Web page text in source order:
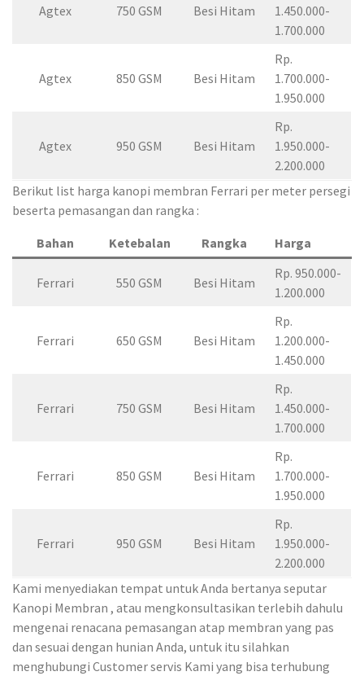
Agtex 750 GSM Besi Hitam
1.450.000-
1.700.000
Agtex 850 GSM Besi Hitam
Rp.
1.700.000-
1.950.000
Agtex 950 GSM Besi Hitam
Rp.
1.950.000-
2.200.000
Berikut list harga kanopi membran Ferrari per meter persegi
beserta pemasangan dan rangka :
Bahan Ketebalan Rangka Harga
Ferrari 550 GSM Besi Hitam
Rp. 950.000-
1.200.000
Ferrari 650 GSM Besi Hitam
Rp.
1.200.000-
1.450.000
Ferrari 750 GSM Besi Hitam
Rp.
1.450.000-
1.700.000
Ferrari 850 GSM Besi Hitam
Rp.
1.700.000-
1.950.000
Ferrari 950 GSM Besi Hitam
Rp.
1.950.000-
2.200.000
Kami menyediakan tempat untuk Anda bertanya seputar
Kanopi Membran , atau mengkonsultasikan terlebih dahulu
mengenai renacana pemasangan atap membran yang pas
dan sesuai dengan hunian Anda, untuk itu silahkan
menghubungi Customer servis Kami yang bisa terhubung